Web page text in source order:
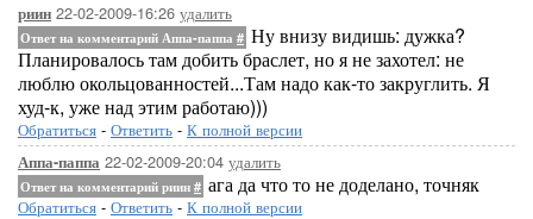
риин 22-02-2009-16:26 удалить
Ответ на комментарий Аппа-паппа # Ну внизу видишь: дужка?
Планировалось там добить браслет, но я не захотел: не
люблю окольцованностей...Там надо как-то закруглить. Я
худ-к, уже над этим работаю)))
Обратиться - Ответить - К полной версии
Аппа-паппа 22-02-2009-20:04 удалить
Ответ на комментарий риин # ага да что то не доделано, точняк
Обратиться - Ответить - К полной версии